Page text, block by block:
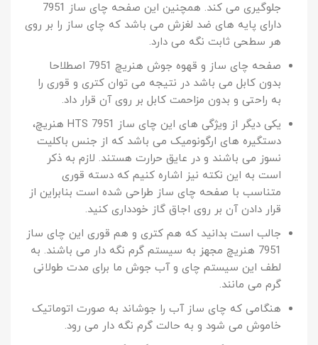
جلوگیری می کند. همچنین این صفحه چای ساز 7951
دارای پایه های ضد لغزش می باشد که چای ساز را بر روی
هر سطحی ثابت نگه می دارد.
صفحه چای ساز و قهوه جوش هنریچ 7951 اصطلاحا
بدون کابل می باشد در نتیجه می توان کتری و قوری را
به راحتی و بدون مزاحمت کابل بر روی آن قرار داد.
یکی دیگر از ویژگی های این چای ساز HTS 7951 هنریچ،
دستگیره های ارگونومیک می باشد که از جنس باکلیت
نسوز می باشند و در عایق حرارت هستند. لازم به ذکر
است به این نکته نیز اشاره کنیم که دسته قوری
متناسب با صفحه چای ساز طراحی شده است بنابراین از
قرار دادن آن بر روی اجاق گاز خودداری کنید.
جالب است بدانید که هم کتری و هم قوری این چای ساز
7951 هنریچ مجهز به سیستم گرم نگه دار می باشند. به
لطف این سیستم چای و آب جوش ما برای مدت طولانی
گرم می مانند.
هنگامی که چای ساز آب را جوشاند به صورت اتوماتیک
خاموش می شود و به حالت گرم نگه دار می رود.